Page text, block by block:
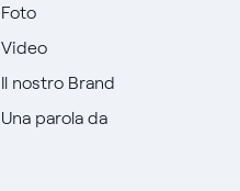
Foto
Video
Il nostro Brand
Una parola da